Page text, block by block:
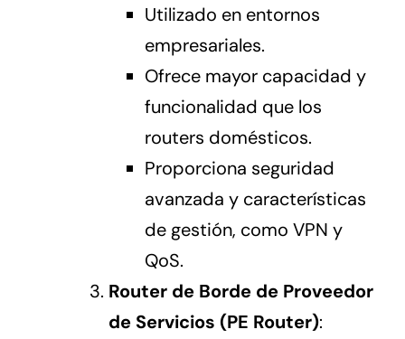
Utilizado en entornos
empresariales.
Ofrece mayor capacidad y
funcionalidad que los
routers domésticos.
Proporciona seguridad
avanzada y características
de gestión, como VPN y
QoS.
Router de Borde de Proveedor
de Servicios (PE Router):